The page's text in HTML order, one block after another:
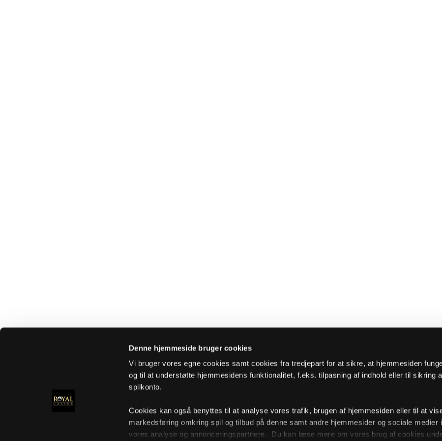
Denne hjemmeside bruger cookies
Vi bruger vores egne cookies samt cookies fra tredjepart for at sikre, at hjemmesiden
og til at understøtte hjemmesidens funktionalitet, f.eks. tilpasning af indhold eller til sikring
spilkonto.
Cookies kan også benyttes til at analyse vores trafik, brugen af hjemmesiden eller til at
markedsføring omkring spil og tilbud på denne samt andre hjemmesider og sociale medier
vores analyse og annonceringspartnere. Du kan læse mere om vores brug af cookies